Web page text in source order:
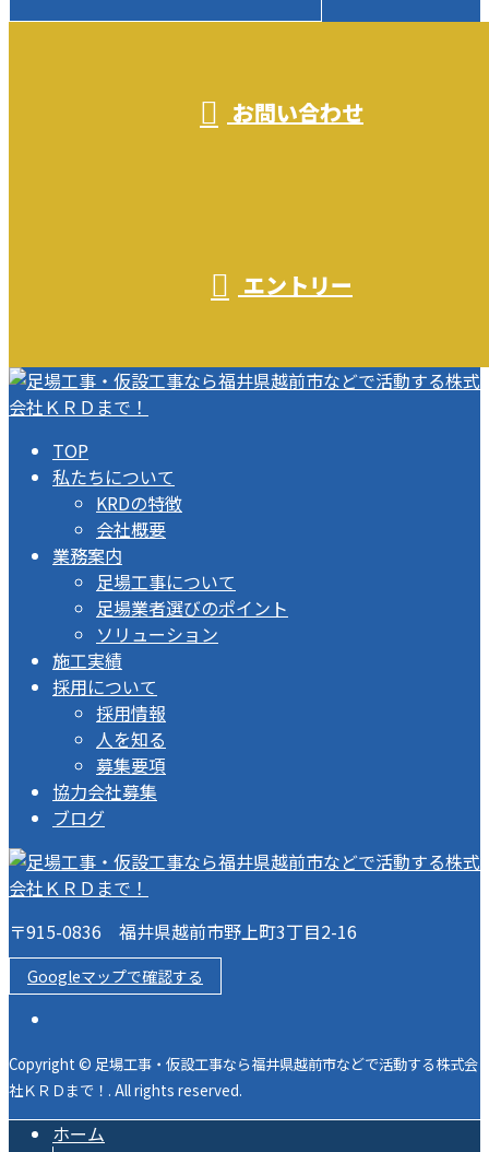
お問い合わせ
エントリー
TOP
私たちについて
KRDの特徴
会社概要
業務案内
足場工事について
足場業者選びのポイント
ソリューション
施工実績
採用について
採用情報
人を知る
募集要項
協力会社募集
ブログ
〒915-0836 福井県越前市野上町3丁目2-16
Googleマップで確認する
Copyright © 足場工事・仮設工事なら福井県越前市などで活動する株式会
社ＫＲＤまで！. All rights reserved.
ホーム